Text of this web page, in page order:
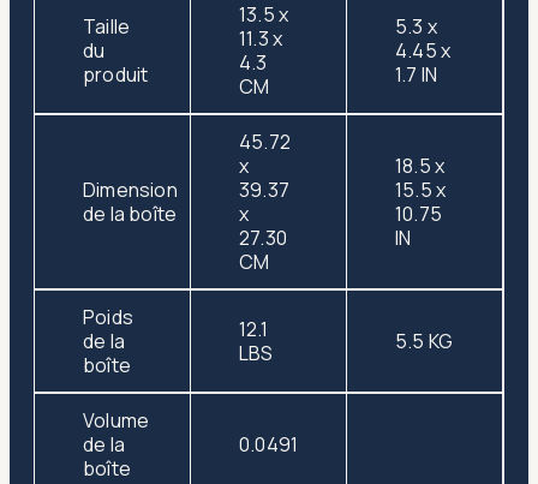
Taille
du
produit
13.5 x
11.3 x
4.3
CM
5.3 x
4.45 x
1.7 IN
Dimension
de la boîte
45.72
x
39.37
x
27.30
CM
18.5 x
15.5 x
10.75
IN
Poids
de la
boîte
12.1
LBS
5.5 KG
Volume
de la
boîte
0.0491